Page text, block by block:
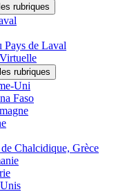
Pays de Laval
Uni
Faso
Chalcidique, Grèce